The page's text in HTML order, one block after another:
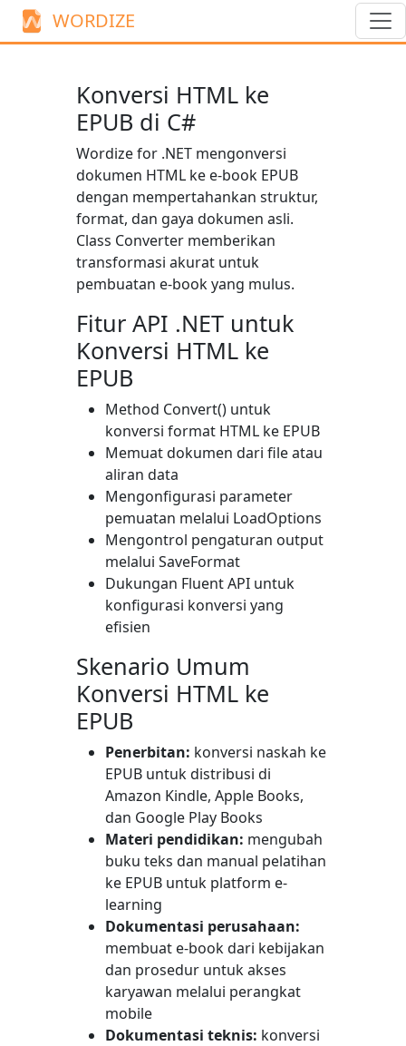
WORDIZE
Konversi HTML ke
EPUB di C#
Wordize for .NET mengonversi
dokumen HTML ke e-book EPUB
dengan mempertahankan struktur,
format, dan gaya dokumen asli.
Class Converter memberikan
transformasi akurat untuk
pembuatan e-book yang mulus.
Fitur API .NET untuk
Konversi HTML ke
EPUB
Method Convert() untuk
konversi format HTML ke EPUB
Memuat dokumen dari file atau
aliran data
Mengonfigurasi parameter
pemuatan melalui LoadOptions
Mengontrol pengaturan output
melalui SaveFormat
Dukungan Fluent API untuk
konfigurasi konversi yang
efisien
Skenario Umum
Konversi HTML ke
EPUB
Penerbitan: konversi naskah ke
EPUB untuk distribusi di
Amazon Kindle, Apple Books,
dan Google Play Books
Materi pendidikan: mengubah
buku teks dan manual pelatihan
ke EPUB untuk platform e-
learning
Dokumentasi perusahaan:
membuat e-book dari kebijakan
dan prosedur untuk akses
karyawan melalui perangkat
mobile
Dokumentasi teknis: konversi